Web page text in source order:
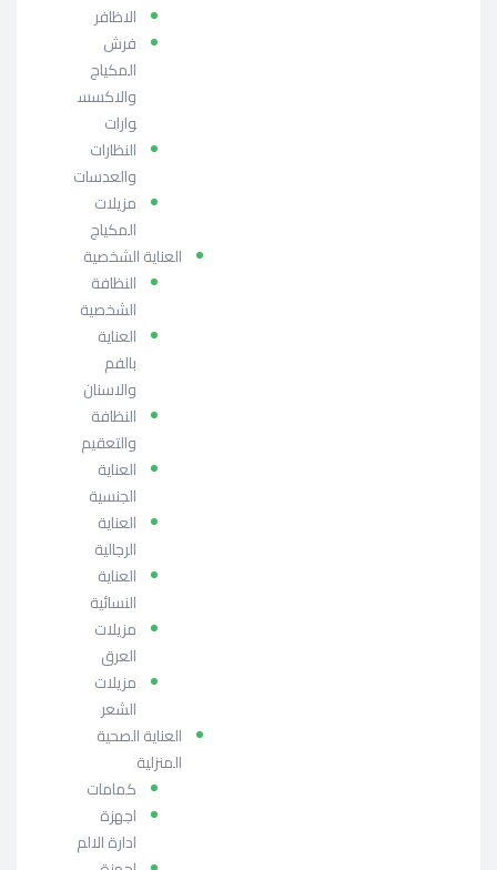
الاظافر
فرش
المكياج
والاكسس
وارات
النظارات
والعدسات
مزيلات
المكياج
العناية الشخصية
النظافة
الشخصية
العناية
بالفم
والاسنان
النظافة
والتعقيم
العناية
الجنسية
العناية
الرجالية
العناية
النسائية
مزيلات
العرق
مزيلات
الشعر
العناية الصحية
المنزلية
كمامات
اجهزة
ادارة الالم